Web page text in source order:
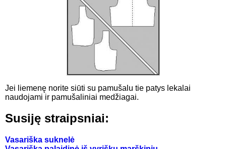
Jei liemenę norite siūti su pamušalu tie patys lekalai
naudojami ir pamušaliniai medžiagai.
Susiję straipsniai:
Vasariška suknelė